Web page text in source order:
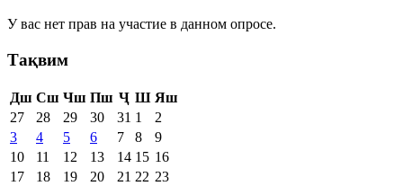
У вас нет прав на участие в данном опросе.
Тақвим
Дш Сш Чш Пш Ҷ Ш Яш
27
28 29 30 31 1
2
3
4 5 6 7 8
9
10
11 12 13 14 15 16
17
18 19 20 21 22 23